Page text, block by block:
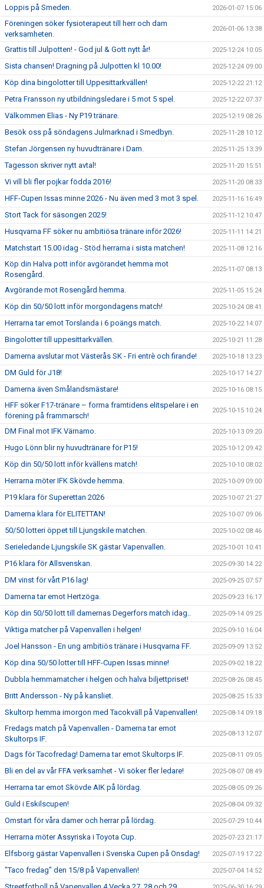
Loppis på Smeden. 2026-01-07 15:06
Föreningen söker fysioterapeut till herr och dam
verksamheten.
2026-01-06 13:38
Grattis till Julpotten! - God jul & Gott nytt år! 2025-12-24 10:05
Sista chansen! Dragning på Julpotten kl 10.00! 2025-12-24 09:00
Köp dina bingolotter till Uppesittarkvällen! 2025-12-22 21:12
Petra Fransson ny utbildningsledare i 5 mot 5 spel. 2025-12-22 07:37
Välkommen Elias - Ny P19 tränare. 2025-12-19 08:26
Besök oss på söndagens Julmarknad i Smedbyn. 2025-11-28 10:12
Stefan Jörgensen ny huvudtränare i Dam. 2025-11-25 13:39
Tagesson skriver nytt avtal! 2025-11-20 15:51
Vi vill bli fler pojkar födda 2016! 2025-11-20 08:33
HFF-Cupen Issas minne 2026 - Nu även med 3 mot 3 spel. 2025-11-16 16:49
Stort Tack för säsongen 2025! 2025-11-12 10:47
Husqvarna FF söker nu ambitiösa tränare inför 2026! 2025-11-11 14:21
Matchstart 15.00 idag - Stöd herrarna i sista matchen! 2025-11-08 12:16
Köp din Halva pott inför avgörandet hemma mot
Rosengård.
2025-11-07 08:13
Avgörande mot Rosengård hemma. 2025-11-05 15:24
Köp din 50/50 lott inför morgondagens match! 2025-10-24 08:41
Herrarna tar emot Torslanda i 6 poängs match. 2025-10-22 14:07
Bingolotter till uppesittarkvällen. 2025-10-21 11:28
Damerna avslutar mot Västerås SK - Fri entrè och firande! 2025-10-18 13:23
DM Guld för J18! 2025-10-17 14:27
Damerna även Smålandsmästare! 2025-10-16 08:15
HFF söker F17-tränare – forma framtidens elitspelare i en
förening på frammarsch!
2025-10-15 10:24
DM Final mot IFK Värnamo. 2025-10-13 09:20
Hugo Lönn blir ny huvudtränare för P15! 2025-10-12 09:42
Köp din 50/50 lott inför kvällens match! 2025-10-10 08:02
Herrarna möter IFK Skövde hemma. 2025-10-09 09:00
P19 klara för Superettan 2026 2025-10-07 21:27
Damerna klara för ELITETTAN! 2025-10-07 09:06
50/50 lotteri öppet till Ljungskile matchen. 2025-10-02 08:46
Serieledande Ljungskile SK gästar Vapenvallen. 2025-10-01 10:41
P16 klara för Allsvenskan. 2025-09-30 14:22
DM vinst för vårt P16 lag! 2025-09-25 07:57
Damerna tar emot Hertzöga. 2025-09-23 16:17
Köp din 50/50 lott till damernas Degerfors match idag.. 2025-09-14 09:25
Viktiga matcher på Vapenvallen i helgen! 2025-09-10 16:04
Joel Hansson - En ung ambitiös tränare i Husqvarna FF. 2025-09-09 13:52
Köp dina 50/50 lotter till HFF-Cupen Issas minne! 2025-09-02 18:22
Dubbla hemmamatcher i helgen och halva biljettpriset! 2025-08-26 08:45
Britt Andersson - Ny på kansliet. 2025-08-25 15:33
Skultorp hemma imorgon med Tacokväll på Vapenvallen! 2025-08-14 09:18
Fredags match på Vapenvallen - Damerna tar emot
Skultorps IF.
2025-08-13 12:07
Dags för Tacofredag! Damerna tar emot Skultorps IF. 2025-08-11 09:05
Bli en del av vår FFA verksamhet - Vi söker fler ledare! 2025-08-07 08:49
Herrarna tar emot Skövde AIK på lördag. 2025-08-05 09:26
Guld i Eskilscupen! 2025-08-04 09:32
Omstart för våra damer och herrar på lördag. 2025-07-29 10:44
Herrarna möter Assyriska i Toyota Cup. 2025-07-23 21:17
Elfsborg gästar Vapenvallen i Svenska Cupen på Onsdag! 2025-07-19 17:22
"Taco fredag" den 15/8 på Vapenvallen! 2025-07-04 14:52